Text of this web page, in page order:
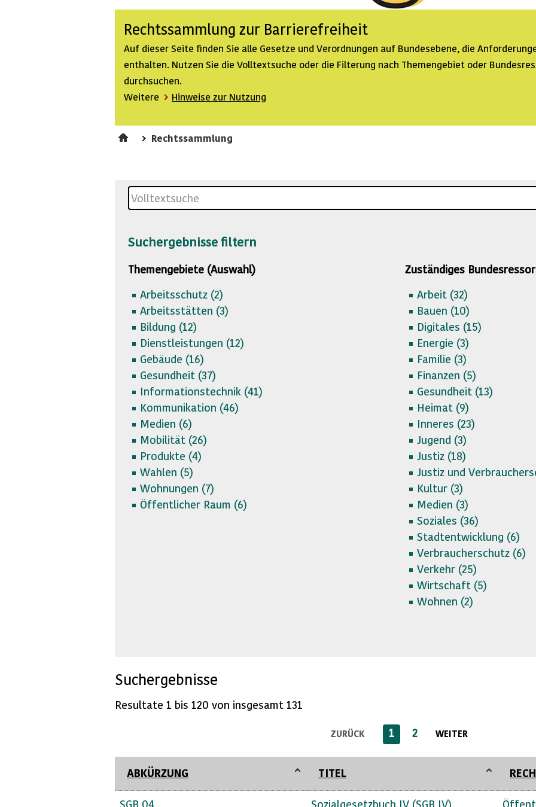
Rechtssammlung zur Barrierefreiheit
Auf dieser Seite finden Sie alle Gesetze und Verordnungen auf Bundesebene, die
enthalten. Nutzen Sie die Volltextsuche oder die Filterung nach Themengebiet oder
durchsuchen.
Weitere
Hinweise zur Nutzung
Rechtssammlung
Suchergebnisse filtern
Themengebiete (Auswahl)
Arbeitsschutz (2)
Arbeitsstätten (3)
Bildung (12)
Dienstleistungen (12)
Gebäude (16)
Gesundheit (37)
Informationstechnik (41)
Kommunikation (46)
Medien (6)
Mobilität (26)
Produkte (4)
Wahlen (5)
Wohnungen (7)
Öffentlicher Raum (6)
Zuständiges
Arbeit (32)
Bauen (10)
Digitales (15)
Energie (3)
Familie (3)
Finanzen (5)
Gesundheit (13)
Heimat (9)
Inneres (23)
Jugend (3)
Justiz (18)
Justiz und
Kultur (3)
Medien (3)
Soziales (36)
Stadtentwicklung (6)
Verbraucherschutz (6)
Verkehr (25)
Wirtschaft (5)
Wohnen (2)
Suchergebnisse
Resultate 1 bis 120 von insgesamt 131
ZURÜCK 1 2 WEITER
ABKÜRZUNG TITEL
SGB 04 Sozialgesetzbuch IV (SGB IV)